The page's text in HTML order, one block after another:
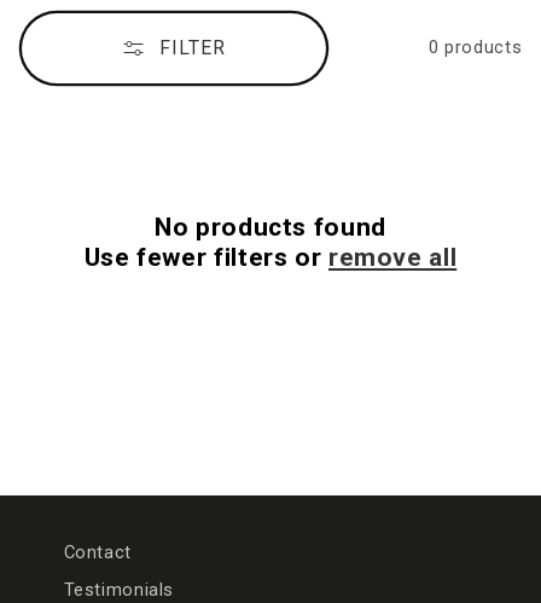
o
n
FILTER 0 products
No products found
Use fewer filters or remove all
Contact
Testimonials